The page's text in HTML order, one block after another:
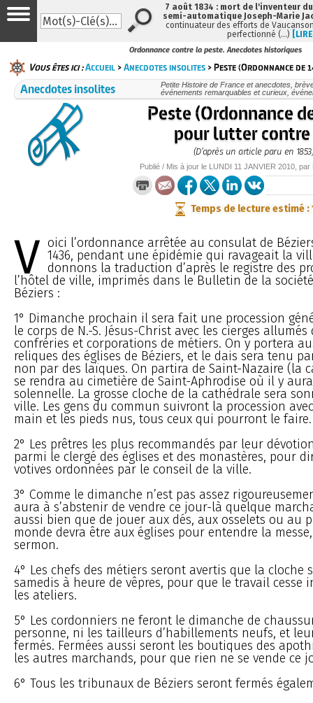
Ordonnance contre la peste. Anecdotes historiques
Vous êtes ici :Accueil >Anecdotes insolites > Peste (Ordonnance de
Anecdotes insolites
Petite Histoire de France et anecdotes,
événements remarquables et curieux,
Peste (Ordonnance
pour lutter
(D’après un article paru en
Publié / Mis à jour le LUNDI 11 JANVIER 2010, par
Temps de lecture estimé :
V oici l’ordonnance arrêtée au consulat de
1436, pendant une épidémie qui ravageait la
donnons la traduction d’après le registre des
l’hôtel de ville, imprimés dans le Bulletin de la
Béziers :
1° Dimanche prochain il sera fait une procession
le corps de N.-S. Jésus-Christ avec les cierges
confréries et corporations de métiers. On y portera
reliques des églises de Béziers, et le dais sera tenu
non par des laïques. On partira de Saint-Nazaire (la
se rendra au cimetière de Saint-Aphrodise où il y
solennelle. La grosse cloche de la cathédrale sera
ville. Les gens du commun suivront la procession
main et les pieds nus, tous ceux qui pourront le faire.
2° Les prêtres les plus recommandés par leur
parmi le clergé des églises et des monastères, pour
votives ordonnées par le conseil de la ville.
3° Comme le dimanche n’est pas assez
aura à s’abstenir de vendre ce jour-là quelque
aussi bien que de jouer aux dés, aux osselets ou au
monde devra être aux églises pour entendre la
sermon.
4° Les chefs des métiers seront avertis que la cloche
samedis à heure de vêpres, pour que le travail cesse
les ateliers.
5° Les cordonniers ne feront le dimanche de
personne, ni les tailleurs d’habillements neufs, et
fermés. Fermées aussi seront les boutiques des
les autres marchands, pour que rien ne se vende ce
6° Tous les tribunaux de Béziers seront fermés
7 août 1834 : mort de l'inventeur
semi-automatique Joseph-Marie
continuateur des efforts de
perfectionné (…)